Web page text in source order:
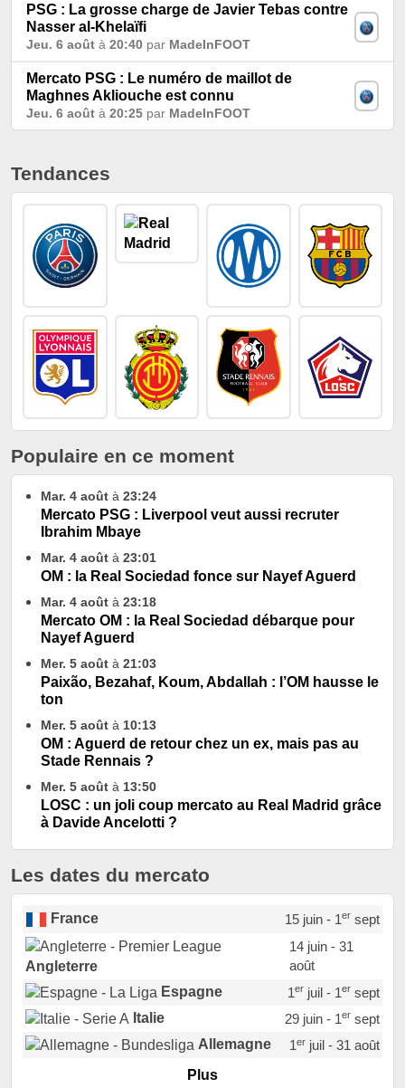
PSG : La grosse charge de Javier Tebas contre
Nasser al-Khelaïfi
Jeu. 6 août à 20:40 par MadeInFOOT
Mercato PSG : Le numéro de maillot de
Maghnes Akliouche est connu
Jeu. 6 août à 20:25 par MadeInFOOT
Tendances
Populaire en ce moment
Mar. 4 août à 23:24
Mercato PSG : Liverpool veut aussi recruter
Ibrahim Mbaye
Mar. 4 août à 23:01
OM : la Real Sociedad fonce sur Nayef Aguerd
Mar. 4 août à 23:18
Mercato OM : la Real Sociedad débarque pour
Nayef Aguerd
Mer. 5 août à 21:03
Paixão, Bezahaf, Koum, Abdallah : l’OM hausse le
ton
Mer. 5 août à 10:13
OM : Aguerd de retour chez un ex, mais pas au
Stade Rennais ?
Mer. 5 août à 13:50
LOSC : un joli coup mercato au Real Madrid grâce
à Davide Ancelotti ?
Les dates du mercato
France 15 juin - 1ersept
Angleterre
14 juin - 31
août
Espagne
1erjuil - 1ersept
Italie
29 juin - 1ersept
Allemagne
1erjuil - 31 août
Portugal
Plus